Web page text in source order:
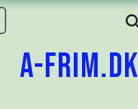
A-FRIM.DK